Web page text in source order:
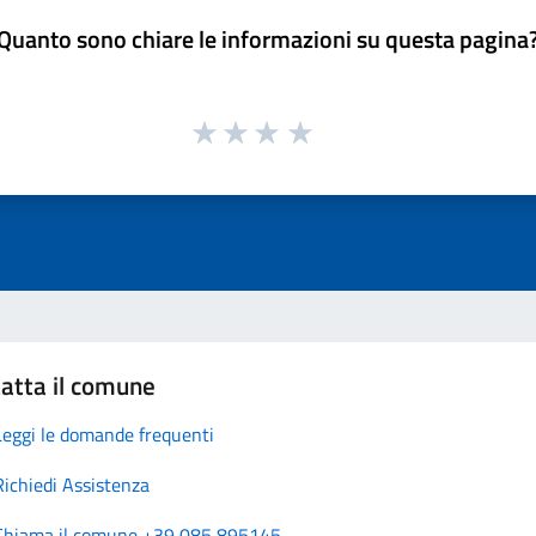
sono chiare le informazioni su questa
il comune
le domande frequenti
Assistenza